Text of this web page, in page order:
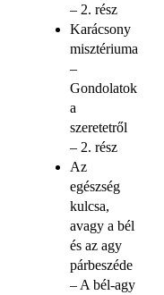
– 2. rész
Karácsony
misztériuma
–
Gondolatok
a
szeretetről
– 2. rész
Az
egészség
kulcsa,
avagy a bél
és az agy
párbeszéde
– A bél-agy